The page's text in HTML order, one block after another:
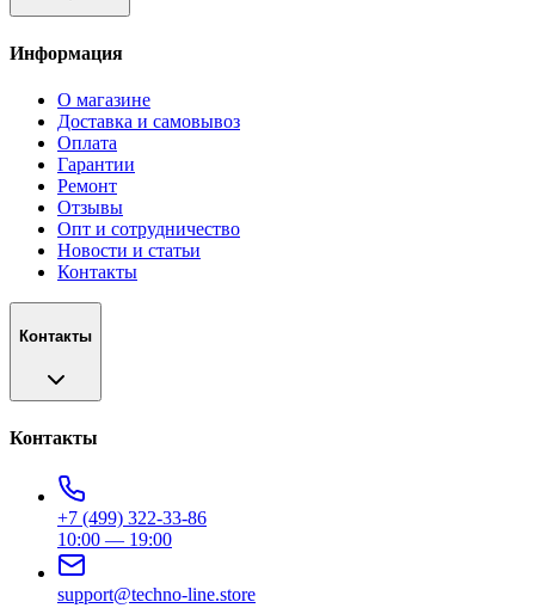
Информация
О магазине
Доставка и самовывоз
Оплата
Гарантии
Ремонт
Отзывы
Опт и сотрудничество
Новости и статьи
Контакты
Контакты
Контакты
+7 (499) 322-33-86
10:00 — 19:00
support@techno-line.store